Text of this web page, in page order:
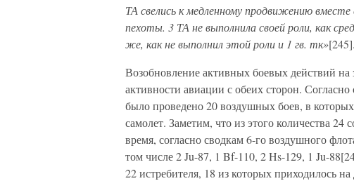
ТА свелись к медленному продвижению
пехоты. 3 ТА не выполнила своей роли, как
же, как не выполнил этой роли и 1 гв. тк»[245].
Возобновление активных боевых действий
активности авиации с обеих сторон.
было проведено 20 воздушных боев, в
самолет. Заметим, что из этого количества
время, согласно сводкам 6-го воздушного
том числе 2 Ju-87, 1 Bf-110, 2 Hs-129, 1 Ju-
22 истребителя, 18 из которых приходилось